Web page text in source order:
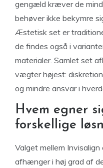
gengæld kræver de
behøver ikke bekymre
Æstetisk set er
de findes også i
materialer. Samlet set
vægter højest:
og mindre ansvar i
Hvem egner
forskellige
Valget mellem
afhænger i høj grad af